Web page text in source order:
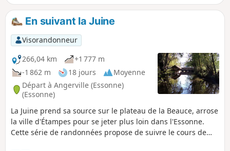
En suivant la Juine
Visorandonneur
266,04 km
+1 777 m
-1 862 m
18 jours
Moyenne
Départ à Angerville (Essonne)
(Essonne)
La Juine prend sa source sur le plateau de la Beauce, arrose
la ville d'Étampes pour se jeter plus loin dans l'Essonne.
Cette série de randonnées propose de suivre le cours de